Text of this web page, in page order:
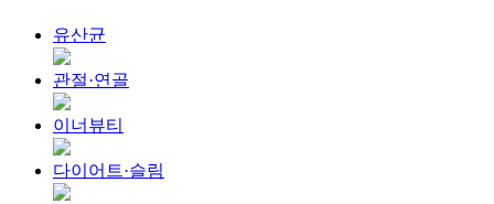
유산균
관절·연골
이너뷰티
다이어트·슬림